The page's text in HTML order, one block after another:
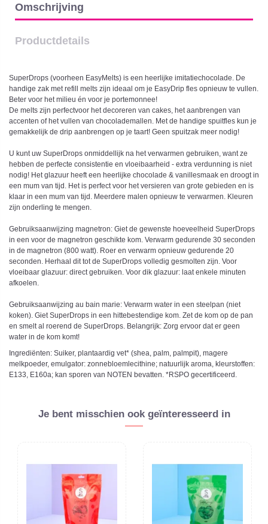
Omschrijving
Productdetails
SuperDrops (voorheen EasyMelts) is een heerlijke imitatiechocolade. De
handige zak met refill melts zijn ideaal om je EasyDrip fles opnieuw te vullen.
Beter voor het milieu én voor je portemonnee!
De melts zijn perfectvoor het decoreren van cakes, het aanbrengen van
accenten of het vullen van chocolademallen. Met de handige spuitfles kun je
gemakkelijk de drip aanbrengen op je taart! Geen spuitzak meer nodig!
U kunt uw SuperDrops onmiddellijk na het verwarmen gebruiken, want ze
hebben de perfecte consistentie en vloeibaarheid - extra verdunning is niet
nodig! Het glazuur heeft een heerlijke chocolade & vanillesmaak en droogt in
een mum van tijd. Het is perfect voor het versieren van grote gebieden en is
klaar in een mum van tijd. Meerdere malen opnieuw te verwarmen. Kleuren
zijn onderling te mengen.
Gebruiksaanwijzing magnetron: Giet de gewenste hoeveelheid SuperDrops
in een voor de magnetron geschikte kom. Verwarm gedurende 30 seconden
in de magnetron (800 watt). Roer en verwarm opnieuw gedurende 20
seconden. Herhaal dit tot de SuperDrops volledig gesmolten zijn. Voor
vloeibaar glazuur: direct gebruiken. Voor dik glazuur: laat enkele minuten
afkoelen.
Gebruiksaanwijzing au bain marie: Verwarm water in een steelpan (niet
koken). Giet SuperDrops in een hittebestendige kom. Zet de kom op de pan
en smelt al roerend de SuperDrops. Belangrijk: Zorg ervoor dat er geen
water in de kom komt!
Ingrediënten: Suiker, plantaardig vet* (shea, palm, palmpit), magere
melkpoeder, emulgator: zonnebloemlecithine; natuurlijk aroma, kleurstoffen:
E133, E160a; kan sporen van NOTEN bevatten. *RSPO gecertificeerd.
Je bent misschien ook geïnteresseerd in